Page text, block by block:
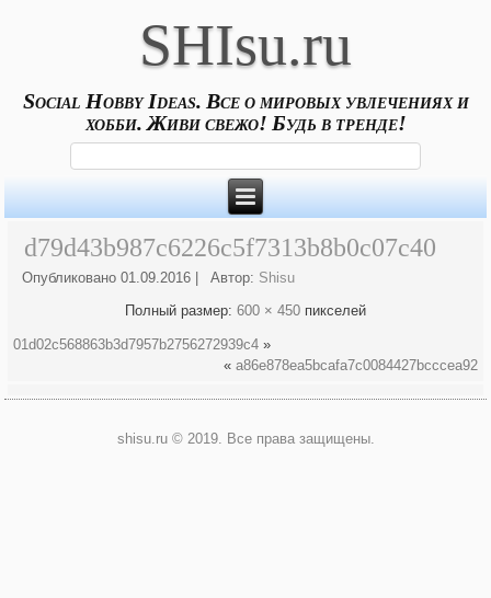
SHIsu.ru
Social Hobby Ideas. Все о мировых увлечениях и
хобби. Живи свежо! Будь в тренде!
d79d43b987c6226c5f7313b8b0c07c40
Опубликовано 01.09.2016 Автор: Shisu
Полный размер: 600 × 450 пикселей
01d02c568863b3d7957b2756272939c4 »
« a86e878ea5bcafa7c0084427bcccea92
shisu.ru © 2019. Все права защищены.